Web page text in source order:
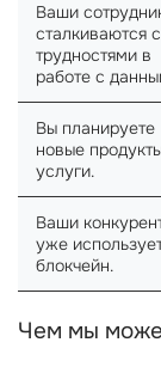
Ваши
сталкиваются с
трудностями в
работе с
Вы планируете
новые
услуги.
Ваши
уже
блокчейн.
Чем мы